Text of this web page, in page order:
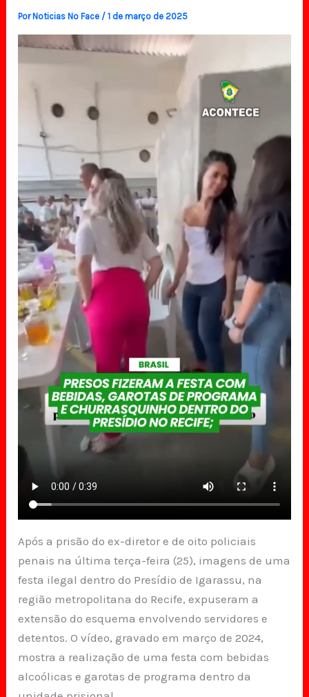
PorNoticias No Face /1 de março de 2025
Após a prisão do ex-diretor e de oito policiais
penais na última terça-feira (25), imagens de uma
festa ilegal dentro do Presídio de Igarassu, na
região metropolitana do Recife, expuseram a
extensão do esquema envolvendo servidores e
detentos. O vídeo, gravado em março de 2024,
mostra a realização de uma festa com bebidas
alcoólicas e garotas de programa dentro da